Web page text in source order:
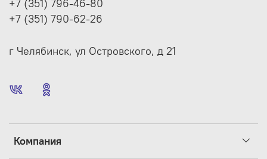
Компания
+7 (351) 796-46-80
+7 (351) 790-62-26
г Челябинск, ул Островского, д 21